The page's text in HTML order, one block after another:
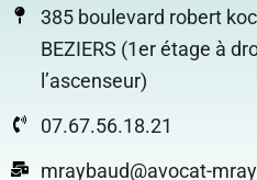
385 boulevard robert
BEZIERS (1er étage à
l’ascenseur)
07.67.56.18.21
mraybaud@avocat-